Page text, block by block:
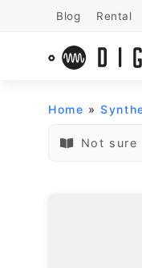
Blog Rental
Home »
Not sure